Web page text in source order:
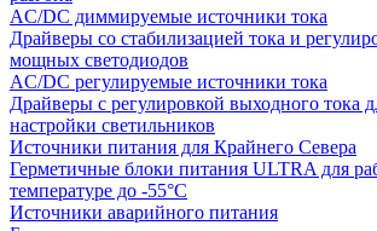
AC/DC диммируемые источники тока
Драйверы со стабилизацией тока и
мощных светодиодов
AC/DC регулируемые источники тока
Драйверы с регулировкой выходного тока
настройки светильников
Источники питания для Крайнего Севера
Герметичные блоки питания ULTRA для
температуре до -55°C
Источники аварийного питания